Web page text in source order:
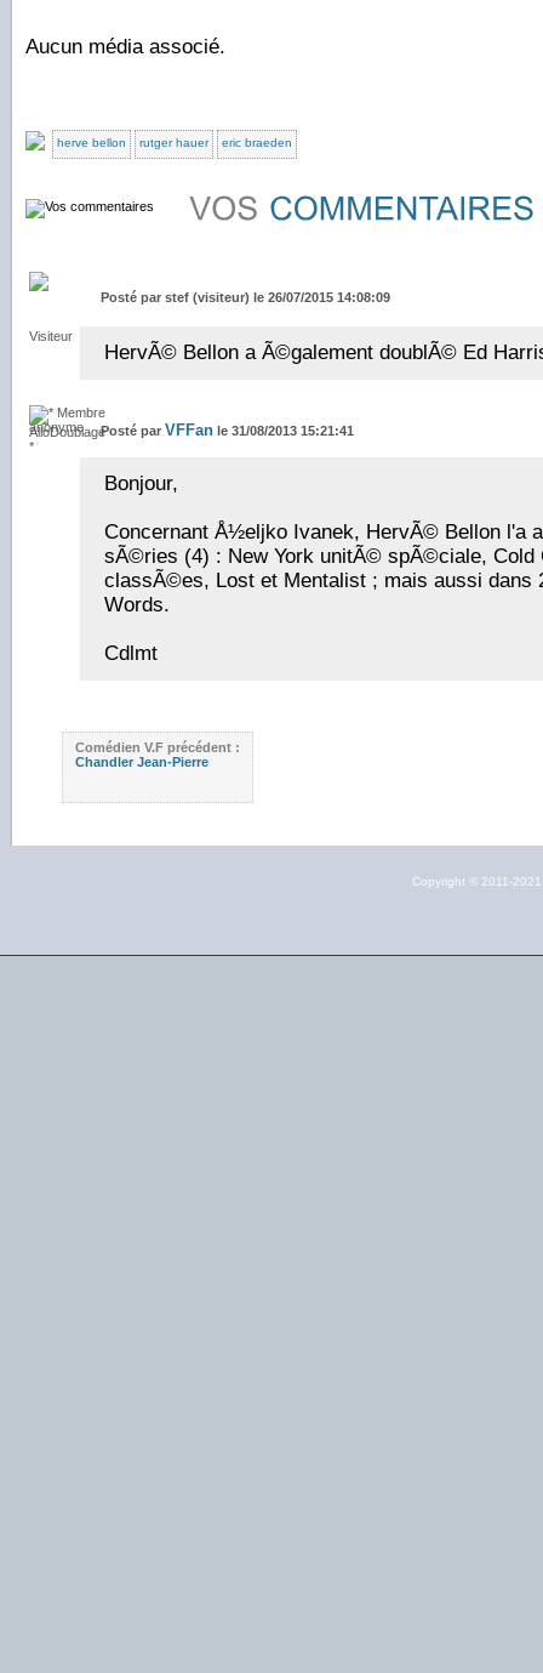
Aucun média associé.
herve bellon rutger hauer eric braeden
Posté par stef (visiteur) le 26/07/2015 14:08:09
HervÃ© Bellon a Ã©galement doublÃ© Ed
Posté par VFFan le 31/08/2013 15:21:41
Bonjour,
Concernant Å½eljko Ivanek, HervÃ© Bellon l'a
sÃ©ries (4) : New York unitÃ© spÃ©ciale, Cold
classÃ©es, Lost et Mentalist ; mais aussi dans
Words.
Cdlmt
Comédien V.F précédent :
Chandler Jean-Pierre
Copyright © 2011-